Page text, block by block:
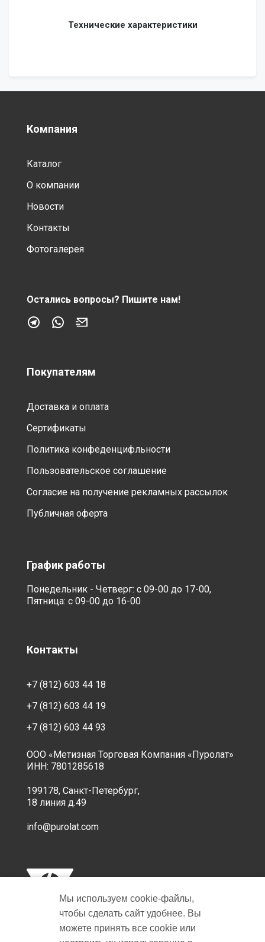
Технические характеристики
Компания
Каталог
О компании
Новости
Контакты
Фотогалерея
Остались вопросы? Пишите нам!
Покупателям
Доставка и оплата
Сертификаты
Политика конфеденцифльности
Пользовательское соглашение
Согласие на получение рекламных рассылок
Публичная оферта
График работы
Понедельник - Четверг: с 09-00 до 17-00,
Пятница: с 09-00 до 16-00
Контакты
+7 (812) 603 44 18
+7 (812) 603 44 19
+7 (812) 603 44 93
ООО «Метизная Торговая Компания «Пуролат»
ИНН: 7801285618
199178, Санкт-Петербург,
18 линия д.49
info@purolat.com
Мы используем cookie‑файлы,
чтобы сделать сайт удобнее. Вы
можете принять все cookie или